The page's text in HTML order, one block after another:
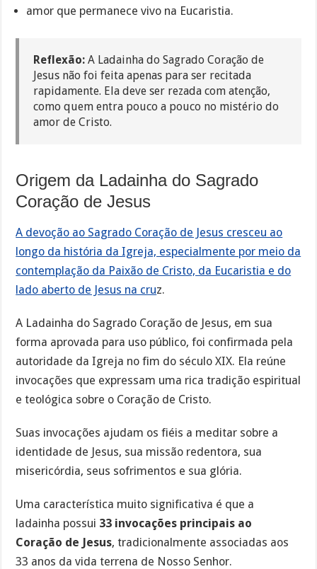
amor que permanece vivo na Eucaristia.
Reflexão: A Ladainha do Sagrado Coração de
Jesus não foi feita apenas para ser recitada
rapidamente. Ela deve ser rezada com atenção,
como quem entra pouco a pouco no mistério do
amor de Cristo.
Origem da Ladainha do Sagrado
Coração de Jesus
A devoção ao Sagrado Coração de Jesus cresceu ao
longo da história da Igreja, especialmente por meio da
contemplação da Paixão de Cristo, da Eucaristia e do
lado aberto de Jesus na cruz.
A Ladainha do Sagrado Coração de Jesus, em sua
forma aprovada para uso público, foi confirmada pela
autoridade da Igreja no fim do século XIX. Ela reúne
invocações que expressam uma rica tradição espiritual
e teológica sobre o Coração de Cristo.
Suas invocações ajudam os fiéis a meditar sobre a
identidade de Jesus, sua missão redentora, sua
misericórdia, seus sofrimentos e sua glória.
Uma característica muito significativa é que a
ladainha possui 33 invocações principais ao
Coração de Jesus, tradicionalmente associadas aos
33 anos da vida terrena de Nosso Senhor.